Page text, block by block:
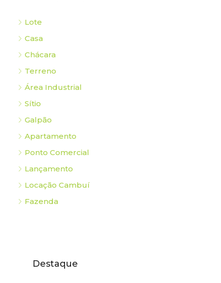
Lote
Casa
Chácara
Terreno
Área Industrial
Sítio
Galpão
Apartamento
Ponto Comercial
Lançamento
Locação Cambuí
Fazenda
Destaque